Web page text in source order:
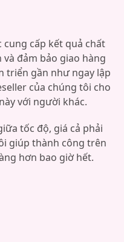
cấp kết quả chất
đảm bảo giao hàng
triển gần như ngay lập
của chúng tôi cho
với người khác.
tốc độ, giá cả phải
giúp thành công trên
hơn bao giờ hết.